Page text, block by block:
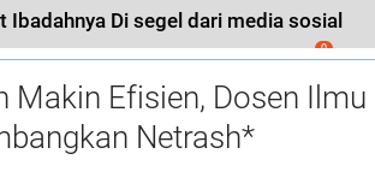
Ibadahnya Di segel dari media sosial
0
Makin Efisien, Dosen Ilmu
Netrash*